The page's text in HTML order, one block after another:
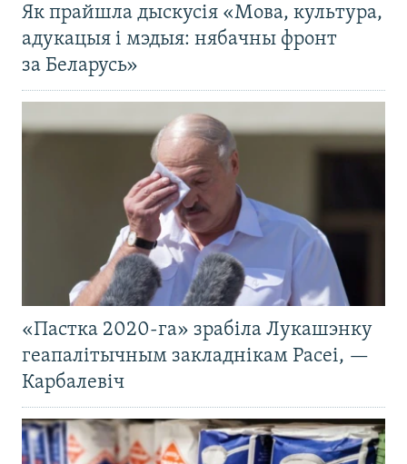
Як прайшла дыскусія «Мова, культура,
адукацыя і мэдыя: нябачны фронт
за Беларусь»
«Пастка 2020-га» зрабіла Лукашэнку
геапалітычным закладнікам Расеі, —
Карбалевіч